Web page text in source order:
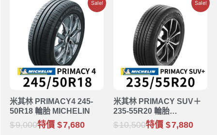
Sale!
米其林 PRIMACY4 245-
50R18 輪胎 MICHELIN
9,000特價 7,680
Sale!
米其林 PRIMACY SUV＋
235-55R20 輪胎
MICHELIN
10,500特價 7,880